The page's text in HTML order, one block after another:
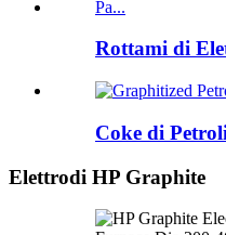
Rottami di
Coke di
Elettrodi HP Graphite